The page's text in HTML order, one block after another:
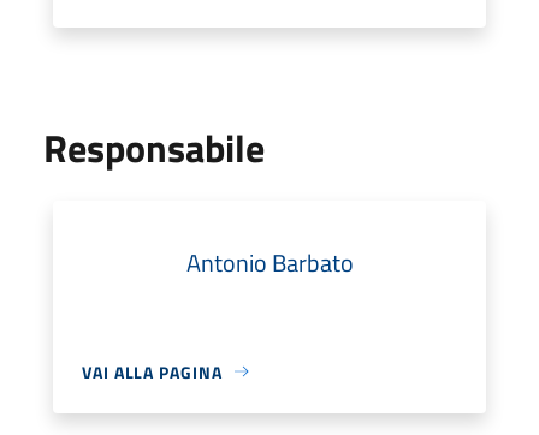
Responsabile
Antonio Barbato
VAI ALLA PAGINA